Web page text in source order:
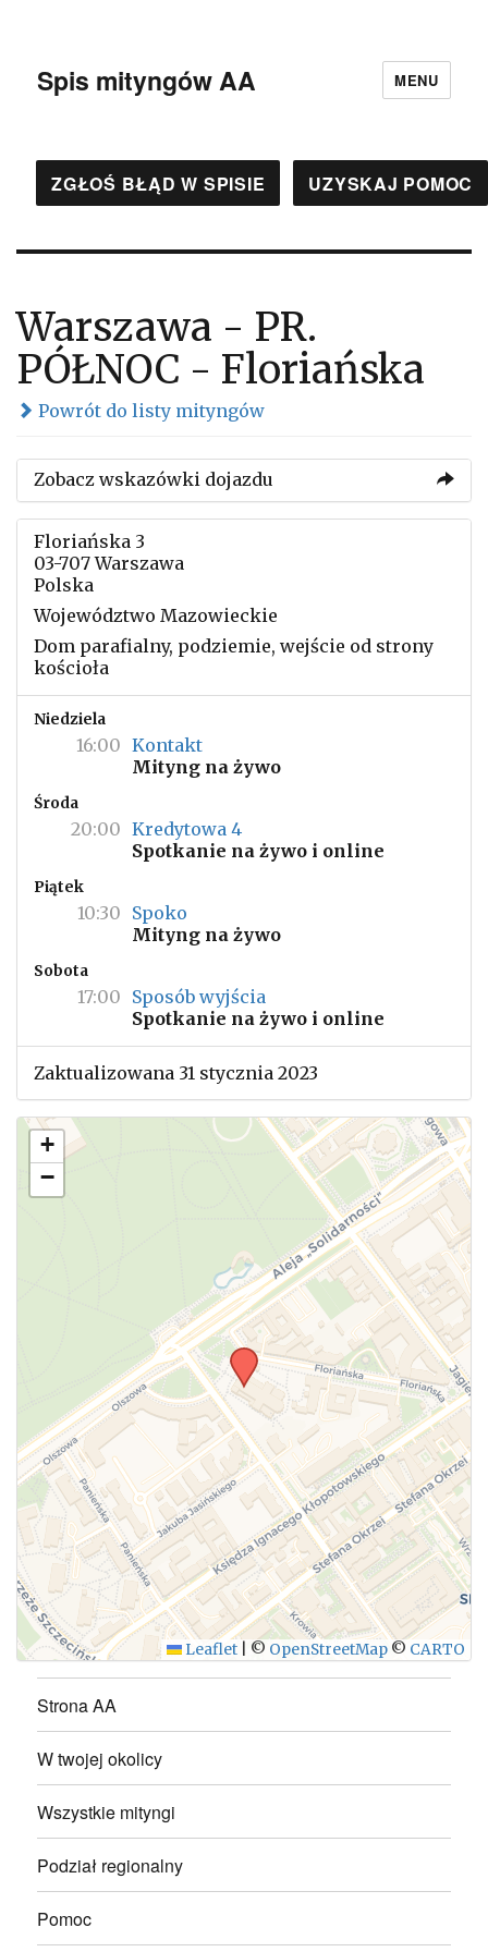
Spis mityngów AA MENU
ZGŁOŚ BŁĄD W SPISIE UZYSKAJ POMOC
Warszawa - PR.
PÓŁNOC - Floriańska
Powrót do listy mityngów
Zobacz wskazówki dojazdu
Floriańska 3
03-707 Warszawa
Polska
Województwo Mazowieckie
Dom parafialny, podziemie, wejście od strony
kościoła
Niedziela
16:00 Kontakt
Mityng na żywo
Środa
20:00 Kredytowa 4
Spotkanie na żywo i online
Piątek
10:30 Spoko
Mityng na żywo
Sobota
17:00 Sposób wyjścia
Spotkanie na żywo i online
Zaktualizowana 31 stycznia 2023
+
−
Leaflet © OpenStreetMap © CARTO
Strona AA
W twojej okolicy
Wszystkie mityngi
Podział regionalny
Pomoc